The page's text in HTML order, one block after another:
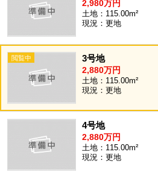
2,980万円
土地：115.00m²
現況：更地
3号地
2,880万円
土地：115.00m²
現況：更地
4号地
2,880万円
土地：115.00m²
現況：更地